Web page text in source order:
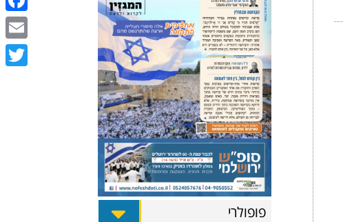
פופולרי
Email